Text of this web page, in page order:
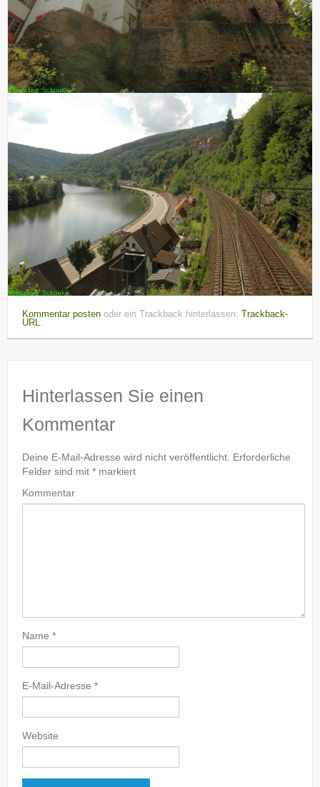
Kommentar posten oder ein Trackback hinterlassen:
Trackback-
URL.
Hinterlassen Sie einen
Kommentar
Deine E-Mail-Adresse wird nicht veröffentlicht. Erforderliche
Felder sind mit * markiert
Kommentar
Name *
E-Mail-Adresse *
Website